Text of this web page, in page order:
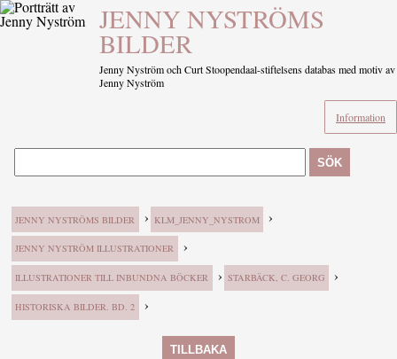
JENNY NYSTRÖMS
BILDER
Jenny Nyström och Curt Stoopendaal-stiftelsens databas med motiv av
Jenny Nyström
Information
SÖK
JENNY NYSTRÖMS BILDER › KLM_JENNY_NYSTROM ›
JENNY NYSTRÖM ILLUSTRATIONER ›
ILLUSTRATIONER TILL INBUNDNA BÖCKER › STARBÄCK, C. GEORG ›
HISTORISKA BILDER. BD. 2 ›
TILLBAKA